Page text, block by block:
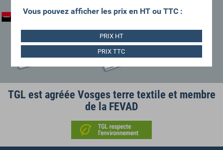
TGL est agréée Vosges terre textile et membre
de la FEVAD
Vous pouvez afficher les prix en HT ou TTC :
PRIX HT
PRIX TTC